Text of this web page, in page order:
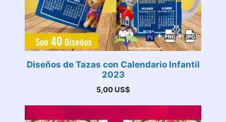
Diseños de Tazas con Calendario Infantil
2023
5,00 US$